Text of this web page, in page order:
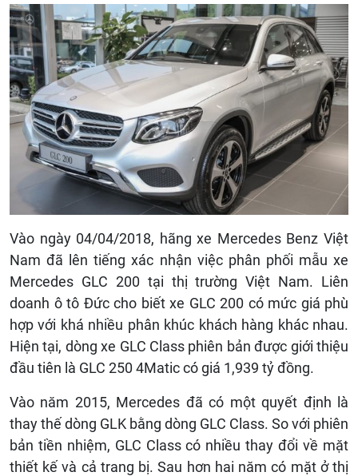
Vào ngày 04/04/2018, hãng xe Mercedes Benz Việt
Nam đã lên tiếng xác nhận việc phân phối mẫu xe
Mercedes GLC 200 tại thị trường Việt Nam. Liên
doanh ô tô Đức cho biết xe GLC 200 có mức giá phù
hợp với khá nhiều phân khúc khách hàng khác nhau.
Hiện tại, dòng xe GLC Class phiên bản được giới thiệu
đầu tiên là GLC 250 4Matic có giá 1,939 tỷ đồng.
Vào năm 2015, Mercedes đã có một quyết định là
thay thế dòng GLK bằng dòng GLC Class. So với phiên
bản tiền nhiệm, GLC Class có nhiều thay đổi về mặt
thiết kế và cả trang bị. Sau hơn hai năm có mặt ở thị